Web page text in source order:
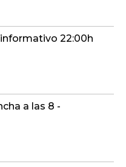
22:00h
a las 8 -